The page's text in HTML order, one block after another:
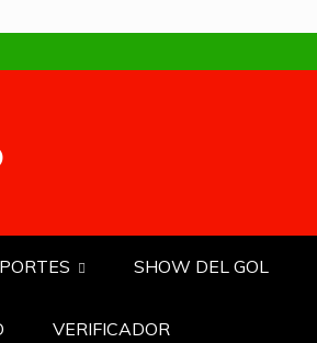
SHOW DEL GOL
VERIFICADOR